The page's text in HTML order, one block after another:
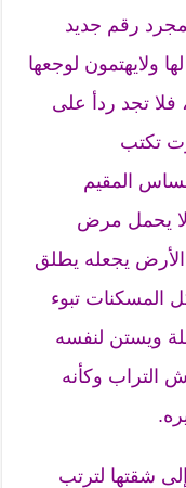
رقم جديد
ولايهتمون لوجعها
فلا تجد ردأ على
تكتب
المقيم
لا يحمل مرض
يجعله يطلق
المسكنات تبوء
ويستن لنفسه
التراب وكأنه
شقتها لترتب